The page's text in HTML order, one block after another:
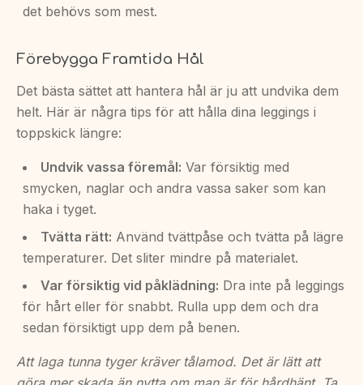
det behövs som mest.
Förebygga Framtida Hål
Det bästa sättet att hantera hål är ju att undvika dem
helt. Här är några tips för att hålla dina leggings i
toppskick längre:
Undvik vassa föremål: Var försiktig med
smycken, naglar och andra vassa saker som kan
haka i tyget.
Tvätta rätt: Använd tvättpåse och tvätta på lägre
temperaturer. Det sliter mindre på materialet.
Var försiktig vid påklädning: Dra inte på leggings
för hårt eller för snabbt. Rulla upp dem och dra
sedan försiktigt upp dem på benen.
Att laga tunna tyger kräver tålamod. Det är lätt att